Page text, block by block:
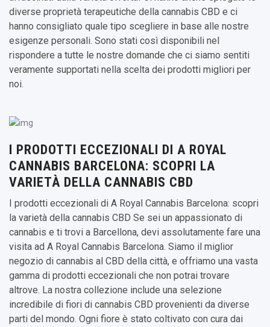
diverse proprietà terapeutiche della cannabis CBD e ci
hanno consigliato quale tipo scegliere in base alle nostre
esigenze personali. Sono stati così disponibili nel
rispondere a tutte le nostre domande che ci siamo sentiti
veramente supportati nella scelta dei prodotti migliori per
noi.
I PRODOTTI ECCEZIONALI DI A ROYAL
CANNABIS BARCELONA: SCOPRI LA
VARIETÀ DELLA CANNABIS CBD
I prodotti eccezionali di A Royal Cannabis Barcelona: scopri
la varietà della cannabis CBD Se sei un appassionato di
cannabis e ti trovi a Barcellona, devi assolutamente fare una
visita ad A Royal Cannabis Barcelona. Siamo il miglior
negozio di cannabis al CBD della città, e offriamo una vasta
gamma di prodotti eccezionali che non potrai trovare
altrove. La nostra collezione include una selezione
incredibile di fiori di cannabis CBD provenienti da diverse
parti del mondo. Ogni fiore è stato coltivato con cura dai